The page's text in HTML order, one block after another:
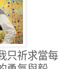
只祈求當每